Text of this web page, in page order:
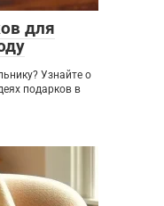
для
Узнайте о
подарков в